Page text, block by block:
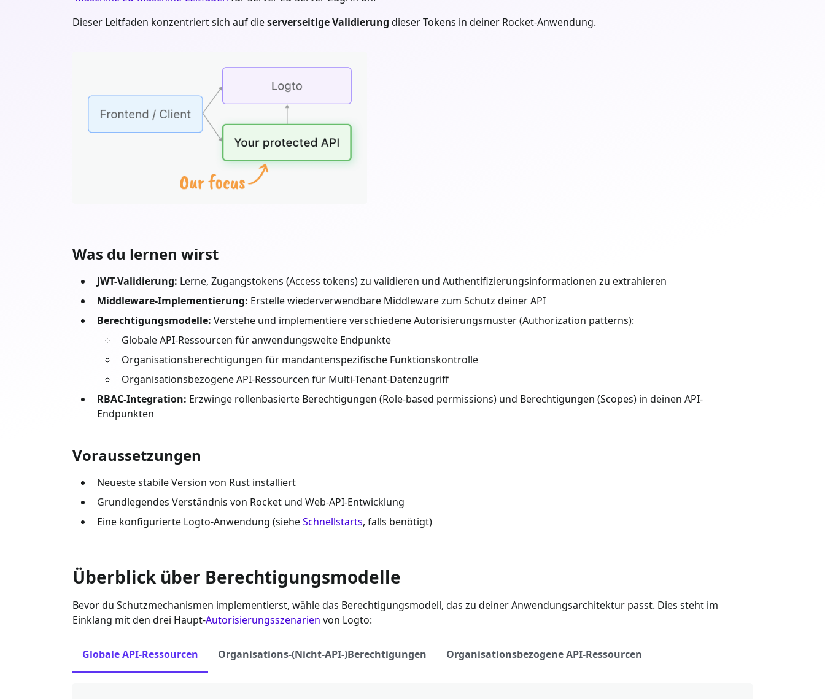
Dieser Leitfaden konzentriert sich auf dieserverseitige Validierung dieser Tokens in deiner Rocket-Anwendung.
Was du lernen wirst
JWT-Validierung: Lerne, Zugangstokens (Access tokens) zu validieren und Authentifizierungsinformationen zu extrahieren
Middleware-Implementierung: Erstelle wiederverwendbare Middleware zum Schutz deiner API
Berechtigungsmodelle: Verstehe und implementiere verschiedene Autorisierungsmuster (Authorization patterns):
Globale API-Ressourcen für anwendungsweite Endpunkte
Organisationsberechtigungen für mandantenspezifische Funktionskontrolle
Organisationsbezogene API-Ressourcen für Multi-Tenant-Datenzugriff
RBAC-Integration: Erzwinge rollenbasierte Berechtigungen (Role-based permissions) und Berechtigungen (Scopes) in deinen API-
Endpunkten
Voraussetzungen
Neueste stabile Version von Rust installiert
Grundlegendes Verständnis von Rocket und Web-API-Entwicklung
Eine konfigurierte Logto-Anwendung (sieheSchnellstarts, falls benötigt)
Überblick über Berechtigungsmodelle
Bevor du Schutzmechanismen implementierst, wähle das Berechtigungsmodell, das zu deiner Anwendungsarchitektur passt. Dies steht im
Einklang mit den drei Haupt-Autorisierungsszenarien von Logto:
Globale API-Ressourcen Organisations-(Nicht-API-)Berechtigungen Organisationsbezogene API-Ressourcen